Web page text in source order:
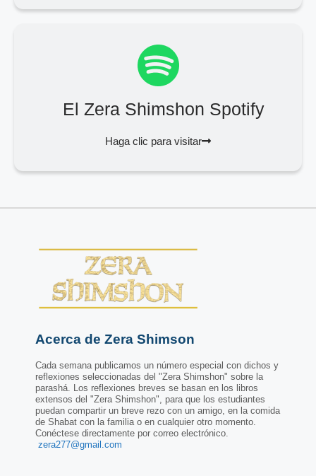
El Zera Shimshon Spotify
Haga clic para visitar
Acerca de Zera Shimson
Cada semana publicamos un número especial con dichos y
reflexiones seleccionadas del "Zera Shimshon" sobre la
parashá. Los reflexiones breves se basan en los libros
extensos del "Zera Shimshon", para que los estudiantes
puedan compartir un breve rezo con un amigo, en la comida
de Shabat con la familia o en cualquier otro momento.
Conéctese directamente por correo electrónico.
zera277@gmail.com